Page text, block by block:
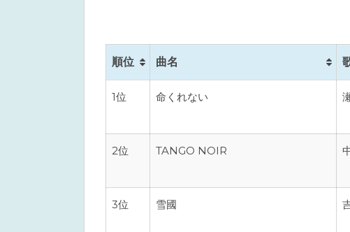
順位 曲名
1位 命くれない
2位 TANGO NOIR
3位 雪國